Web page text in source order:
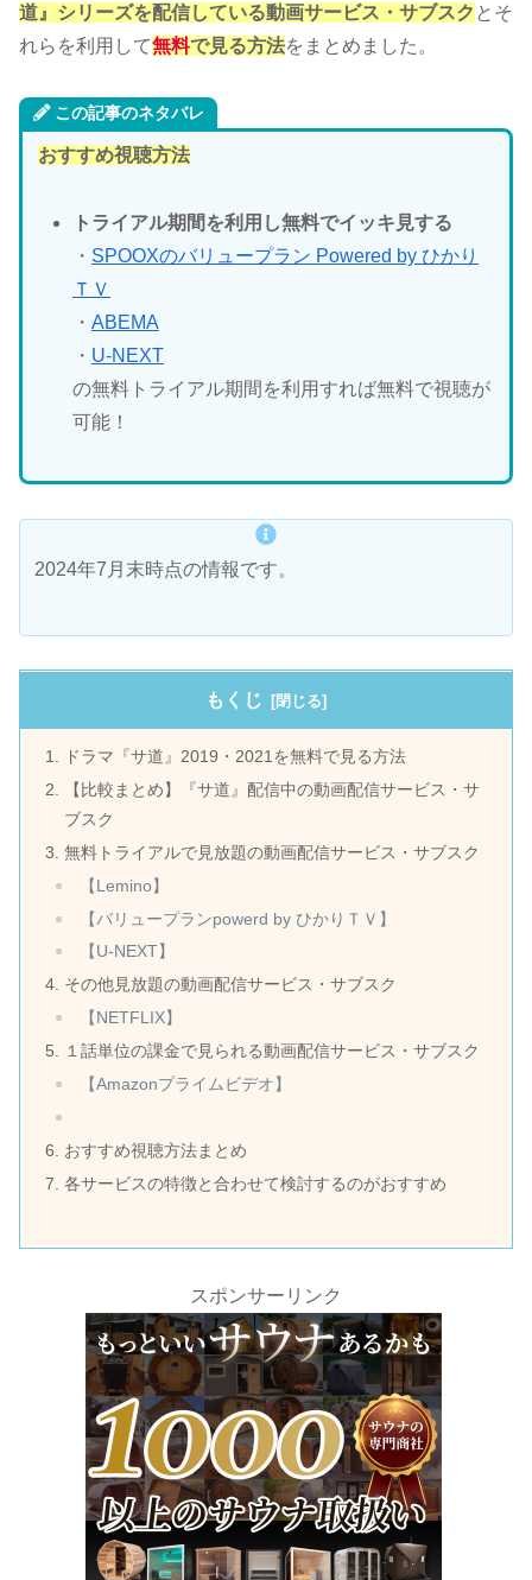
道』シリーズを配信している動画サービス・サブスク とそ
れらを利用して無料で見る方法をまとめました。
この記事のネタバレ
おすすめ視聴方法
トライアル期間を利用し無料でイッキ見する
・ SPOOXのバリュープラン Powered by ひかり
ＴＶ
・ ABEMA
・ U-NEXT
の無料トライアル期間を利用すれば無料で視聴が
可能！
2024年7月末時点の情報です。
もくじ
ドラマ『サ道』2019・2021を無料で見る方法
【比較まとめ】『サ道』配信中の動画配信サービス・サ
ブスク
無料トライアルで見放題の動画配信サービス・サブスク
【Lemino】
【バリュープランpowerd by ひかりＴＶ】
【U-NEXT】
その他見放題の動画配信サービス・サブスク
【NETFLIX】
１話単位の課金で見られる動画配信サービス・サブスク
【Amazonプライムビデオ】
おすすめ視聴方法まとめ
各サービスの特徴と合わせて検討するのがおすすめ
スポンサーリンク